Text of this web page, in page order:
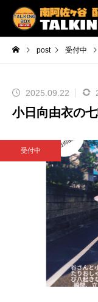
post 受付中
2025.09.22
小日向由衣の
受付中